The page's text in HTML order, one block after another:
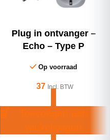
Plug in ontvanger –
Echo – Type P
Op voorraad
37 Incl. BTW